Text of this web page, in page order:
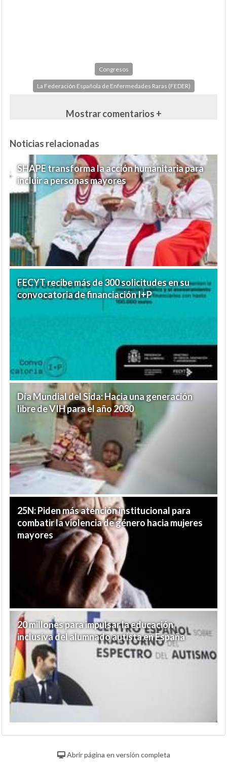
Congresos
La Federación Española de Enfermedades Raras (FEDER)
Mostrar comentarios +
Noticias relacionadas
SHAPE transforma la acción humanitaria para
incluir a personas mayores
FECYT recibe más de 300 solicitudes en su
convocatoria de financiación I+P
Día Mundial del Sida: Hacia una generación
libre de VIH para el año 2030
25N: Piden más atención institucional para
combatir la violencia de género hacia mujeres
mayores
20 millones para impulsar la educación
inclusiva del alumnado autista en España
Abrir página en versión completa